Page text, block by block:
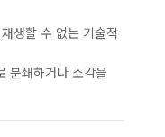
생할 수 없는 기술적
분쇄하거나 소각을